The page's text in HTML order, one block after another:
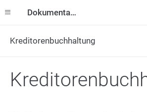
Dokumentation
Kreditorenbuchhaltung